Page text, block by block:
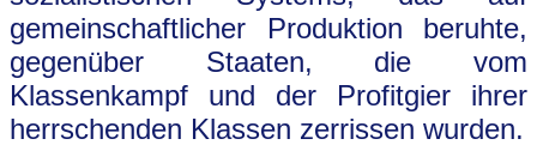
gemeinschaftlicher Produktion beruhte,
gegenüber Staaten, die vom
Klassenkampf und der Profitgier ihrer
herrschenden Klassen zerrissen wurden.